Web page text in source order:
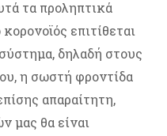
τα προληπτικά
επιτίθεται
δηλαδή στους
η σωστή φροντίδα
απαραίτητη,
μας θα είναι